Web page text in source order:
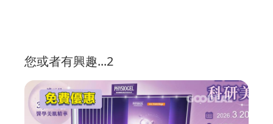
您或者有興趣...2